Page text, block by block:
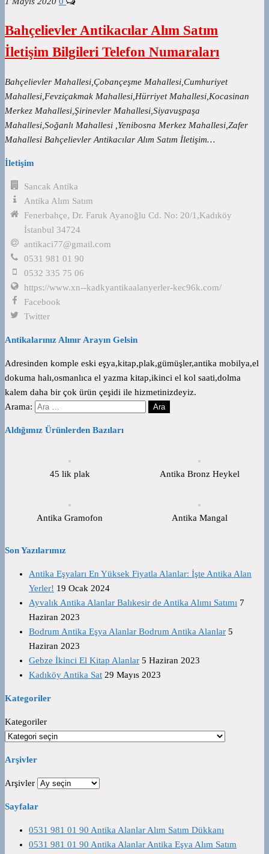
Bahçelievler Antikacılar Alım Satım
İletişim Bilgileri Telefon Numaraları
Bahçelievler Mahallesi,Çobançeşme Mahallesi,Cumhuriyet
Mahallesi,Fevziçakmak Mahallesi,Hürriyet Mahallesi,Kocasinan
Merkez Mahallesi,Şirinevler Mahallesi,Siyavuşpaşa
Mahallesi,Soğanlı Mahallesi ,Yenibosna Merkez Mahallesi,Zafer
Mahallesi Bahçelievler Antikacılar Alım Satım İletişim…
İletişim
Sancak Antika
Antika Alım Satım
Fenerbahçe, Dr. Faruk Ayanoğlu Cd. No: 20/1,Kadıköy
İstanbul 34724
antikaci77@gmail.com
0531 981 01 90
0532 335 75 06
https://www.xn--kadkyantikaalanyerler-kec96k.com/
Facebook
Twitter
Antikalarınız Alınır Arayın Gelsin
Adresinden komple eski eşya,kitap,plak,gümüşler,antika mobilya,el
dokuma halı,osmanlıca el yazma kitap,ikinci el kol saati,dolma
kalem daha bir çok ürün çeşidi ile hizmetinizdeyiz.
Arama:
Aldığımız Ürünlerden Bazıları
45 lik plak Antika Bronz Heykel
Antika Gramofon Antika Mangal
Son Yazılarımız
Antika Eşyaları En Yüksek Fiyatla Alanlar: İşte Antika Alan
Yerler! 19 Ocak 2024
Ayvalık Antika Alanlar Balıkesir de Antika Alımı Satımı 7
Haziran 2023
Bodrum Antika Eşya Alanlar Bodrum Antika Alanlar 5
Haziran 2023
Gebze İkinci El Kitap Alanlar 5 Haziran 2023
Kadıköy Antika Sat 29 Mayıs 2023
Kategoriler
Kategoriler
Arşivler
Arşivler
Sayfalar
0531 981 01 90 Antika Alanlar Alım Satım Dükkanı
0531 981 01 90 Antika Alanlar Antika Eşya Alım Satım